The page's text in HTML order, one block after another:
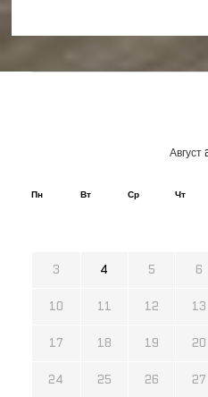
Август
Пн Вт Ср Чт
3 4 5 6
10 11 12 13
17 18 19 20
24 25 26 27